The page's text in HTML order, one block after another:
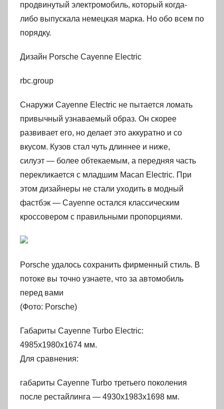
продвинутый электромобиль, который когда-
либо выпускала немецкая марка. Но обо всем по
порядку.
Дизайн Porsche Cayenne Electric
rbc.group
Снаружи Cayenne Electric не пытается ломать
привычный узнаваемый образ. Он скорее
развивает его, но делает это аккуратно и со
вкусом. Кузов стал чуть длиннее и ниже,
силуэт — более обтекаемым, а передняя часть
перекликается с младшим Macan Electric. При
этом дизайнеры не стали уходить в модный
фастбэк — Cayenne остался классическим
кроссовером с правильными пропорциями.
Porsche удалось сохранить фирменный стиль. В
потоке вы точно узнаете, что за автомобиль
перед вами
(Фото: Porsche)
Габариты Cayenne Turbo Electric:
4985х1980х1674 мм.
Для сравнения:
габариты Cayenne Turbo третьего поколения
после рестайлинга — 4930х1983х1698 мм.